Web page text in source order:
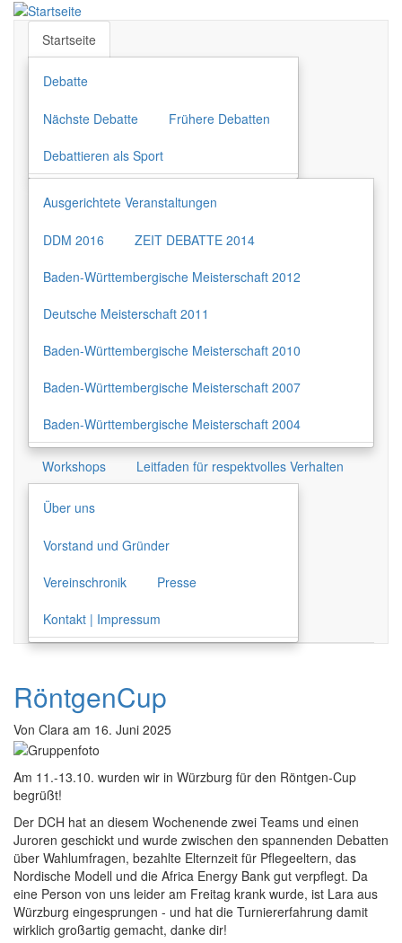
Direkt
Startseite
Debatte
Nächste Debatte Frühere Debatten
Debattieren als Sport
Ausgerichtete Veranstaltungen
DDM 2016 ZEIT DEBATTE 2014
Baden-Württembergische Meisterschaft 2012
Deutsche Meisterschaft 2011
Baden-Württembergische Meisterschaft 2010
Baden-Württembergische Meisterschaft 2007
Baden-Württembergische Meisterschaft 2004
Workshops Leitfaden für respektvolles Verhalten
Über uns
Vorstand und Gründer
Vereinschronik Presse
Kontakt | Impressum
RöntgenCup
Von Clara am 16. Juni 2025
Am 11.-13.10. wurden wir in Würzburg für den Röntgen-Cup
begrüßt!
Der DCH hat an diesem Wochenende zwei Teams und einen
Juroren geschickt und wurde zwischen den spannenden Debatten
über Wahlumfragen, bezahlte Elternzeit für Pflegeeltern, das
Nordische Modell und die Africa Energy Bank gut verpflegt. Da
eine Person von uns leider am Freitag krank wurde, ist Lara aus
Würzburg eingesprungen - und hat die Turniererfahrung damit
wirklich großartig gemacht, danke dir!